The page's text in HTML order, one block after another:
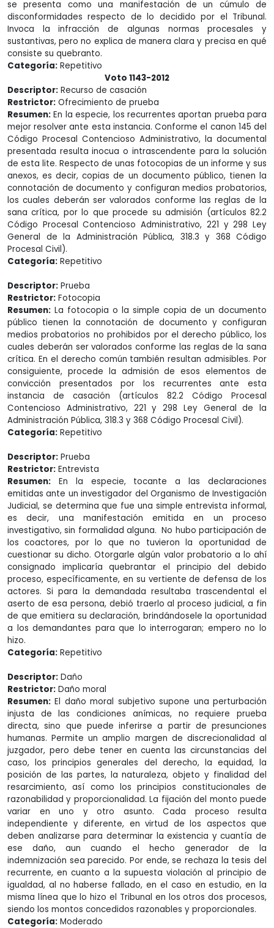
se presenta como una manifestación de un cúmulo de
disconformidades respecto de lo decidido por el Tribunal.
Invoca la infracción de algunas normas procesales y
sustantivas, pero no explica de manera clara y precisa en qué
consiste su quebranto.
Categoría: Repetitivo
Voto 1143-2012
Descriptor: Recurso de casación
Restrictor: Ofrecimiento de prueba
Resumen: En la especie, los recurrentes aportan prueba para
mejor resolver ante esta instancia. Conforme el canon 145 del
Código Procesal Contencioso Administrativo, la documental
presentada resulta inocua o intrascendente para la solución
de esta lite. Respecto de unas fotocopias de un informe y sus
anexos, es decir, copias de un documento público, tienen la
connotación de documento y configuran medios probatorios,
los cuales deberán ser valorados conforme las reglas de la
sana crítica, por lo que procede su admisión (artículos 82.2
Código Procesal Contencioso Administrativo, 221 y 298 Ley
General de la Administración Pública, 318.3 y 368 Código
Procesal Civil).
Categoría: Repetitivo
Descriptor: Prueba
Restrictor: Fotocopia
Resumen: La fotocopia o la simple copia de un documento
público tienen la connotación de documento y configuran
medios probatorios no prohibidos por el derecho público, los
cuales deberán ser valorados conforme las reglas de la sana
crítica. En el derecho común también resultan admisibles. Por
consiguiente, procede la admisión de esos elementos de
convicción presentados por los recurrentes ante esta
instancia de casación (artículos 82.2 Código Procesal
Contencioso Administrativo, 221 y 298 Ley General de la
Administración Pública, 318.3 y 368 Código Procesal Civil).
Categoría: Repetitivo
Descriptor: Prueba
Restrictor: Entrevista
Resumen: En la especie, tocante a las declaraciones
emitidas ante un investigador del Organismo de Investigación
Judicial, se determina que fue una simple entrevista informal,
es decir, una manifestación emitida en un proceso
investigativo, sin formalidad alguna. No hubo participación de
los coactores, por lo que no tuvieron la oportunidad de
cuestionar su dicho. Otorgarle algún valor probatorio a lo ahí
consignado implicaría quebrantar el principio del debido
proceso, específicamente, en su vertiente de defensa de los
actores. Si para la demandada resultaba trascendental el
aserto de esa persona, debió traerlo al proceso judicial, a fin
de que emitiera su declaración, brindándosele la oportunidad
a los demandantes para que lo interrogaran; empero no lo
hizo.
Categoría: Repetitivo
Descriptor: Daño
Restrictor: Daño moral
Resumen: El daño moral subjetivo supone una perturbación
injusta de las condiciones anímicas, no requiere prueba
directa, sino que puede inferirse a partir de presunciones
humanas. Permite un amplio margen de discrecionalidad al
juzgador, pero debe tener en cuenta las circunstancias del
caso, los principios generales del derecho, la equidad, la
posición de las partes, la naturaleza, objeto y finalidad del
resarcimiento, así como los principios constitucionales de
razonabilidad y proporcionalidad. La fijación del monto puede
variar en uno y otro asunto. Cada proceso resulta
independiente y diferente, en virtud de los aspectos que
deben analizarse para determinar la existencia y cuantía de
ese daño, aun cuando el hecho generador de la
indemnización sea parecido. Por ende, se rechaza la tesis del
recurrente, en cuanto a la supuesta violación al principio de
igualdad, al no haberse fallado, en el caso en estudio, en la
misma línea que lo hizo el Tribunal en los otros dos procesos,
siendo los montos concedidos razonables y proporcionales.
Categoría: Moderado